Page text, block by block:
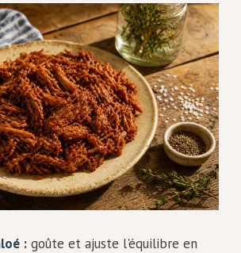
: goûte et ajuste l'équilibre en